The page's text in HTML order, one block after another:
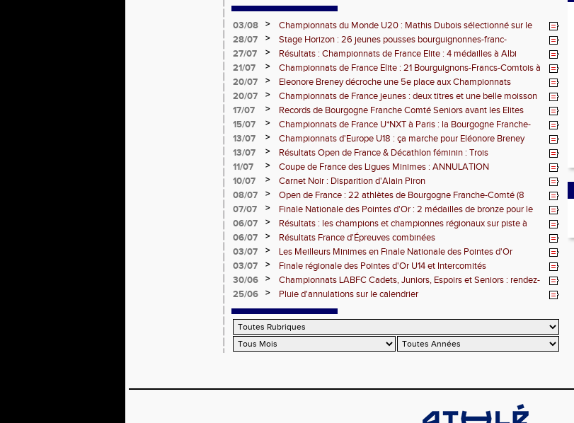
03/08 >
Championnats du Monde U20 : Mathis Dubois sélectionné sur le
3000m steeple
28/07 >
Stage Horizon : 26 jeunes pousses bourguignonnes-franc-
comtoises retenues
27/07 >
Résultats : Championnats de France Elite : 4 médailles à Albi
21/07
>
Championnats de France Elite : 21 Bourguignons-Francs-Comtois à
l'assaut d'Albi
20/07 >
Eleonore Breney décroche une 5e place aux Championnats
d'Europe U18
20/07 >
Championnats de France jeunes : deux titres et une belle moisson
de médailles pour la BFC
17/07 >
Records de Bourgogne Franche Comté Seniors avant les Elites
15/07
>
Championnats de France U*NXT à Paris : la Bourgogne Franche-
Comté en force
13/07 >
Championnats d'Europe U18 : ça marche pour Eléonore Breney
13/07
>
Résultats Open de France & Décathlon féminin : Trois
Bourguignons-Francs-Comtois sur le podium
11/07 >
Coupe de France des Ligues Minimes : ANNULATION
10/07
>
Carnet Noir : Disparition d'Alain Piron
08/07
>
Open de France : 22 athlètes de Bourgogne Franche-Comté (8
clubs) engagés
07/07 >
Finale Nationale des Pointes d'Or : 2 médailles de bronze pour le
DUC
06/07 >
Résultats : les champions et championnes régionaux sur piste à
Dijon
06/07 >
Résultats France d'Épreuves combinées
03/07
>
Les Meilleurs Minimes en Finale Nationale des Pointes d'Or
03/07
>
Finale régionale des Pointes d'Or U14 et Intercomités
30/06
>
Championnats LABFC Cadets, Juniors, Espoirs et Seniors : rendez-
vous le 4 juillet à Dijon
25/06 > Pluie d'annulations sur le calendrier